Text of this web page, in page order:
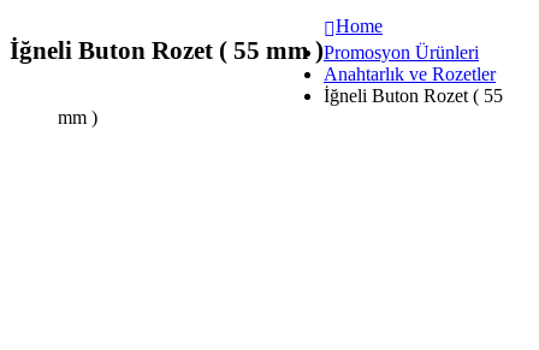
İğneli Buton Rozet ( 55 mm )
Home
Promosyon Ürünleri
Anahtarlık ve Rozetler
İğneli Buton Rozet ( 55
mm )